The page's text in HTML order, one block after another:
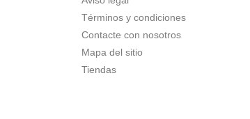
Términos y condiciones
Contacte con nosotros
Mapa del sitio
Tiendas